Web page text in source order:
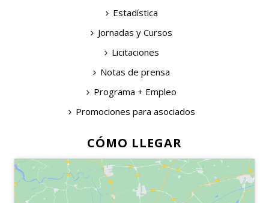
Estadística
Jornadas y Cursos
Licitaciones
Notas de prensa
Programa + Empleo
Promociones para asociados
CÓMO LLEGAR